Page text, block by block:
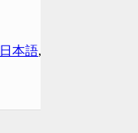
日本語,